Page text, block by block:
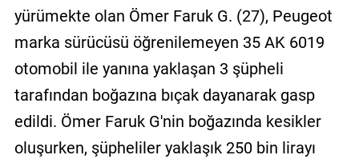
yürümekte olan Ömer Faruk G. (27), Peugeot
marka sürücüsü öğrenilemeyen 35 AK 6019
otomobil ile yanına yaklaşan 3 şüpheli
tarafından boğazına bıçak dayanarak gasp
edildi. Ömer Faruk G'nin boğazında kesikler
oluşurken, şüpheliler yaklaşık 250 bin lirayı